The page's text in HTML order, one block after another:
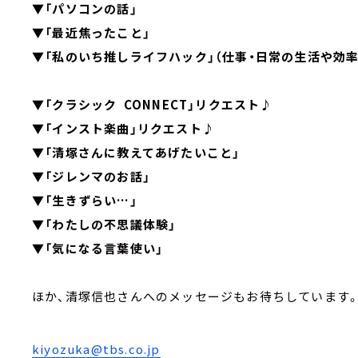
▼「パソコンの話」
▼「最近焦ったこと」
▼「私のいち推しライフハック」（仕事・日常の生活や効
▼「クラシック CONNECT」リクエスト♪
▼「インスト楽曲」リクエスト♪
▼「清塚さんに教えてあげたいこと」
▼「ジレンマのお話」
▼「生きずらい…」
▼「わたしの不思議体験」
▼「気になる言葉使い」
ほか、清塚信也さんへのメッセージもお待ちしています。
kiyozuka@tbs.co.jp